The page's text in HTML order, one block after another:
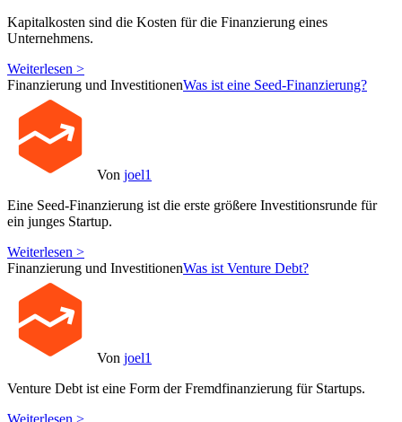
Kapitalkosten sind die Kosten für die Finanzierung eines
Unternehmens.
Weiterlesen >
Finanzierung und InvestitionenWas ist eine Seed-Finanzierung?
Von joel1
Eine Seed-Finanzierung ist die erste größere Investitionsrunde für
ein junges Startup.
Weiterlesen >
Finanzierung und InvestitionenWas ist Venture Debt?
Von joel1
Venture Debt ist eine Form der Fremdfinanzierung für Startups.
Weiterlesen >